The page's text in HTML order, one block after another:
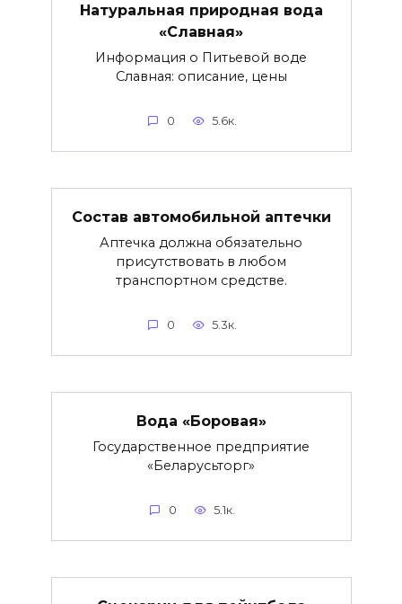
Натуральная природная вода
«Славная»
Информация о Питьевой воде
Славная: описание, цены
0 5.6к.
Состав автомобильной аптечки
Аптечка должна обязательно
присутствовать в любом
транспортном средстве.
0 5.3к.
Вода «Боровая»
Государственное предприятие
«Беларусьторг»
0 5.1к.